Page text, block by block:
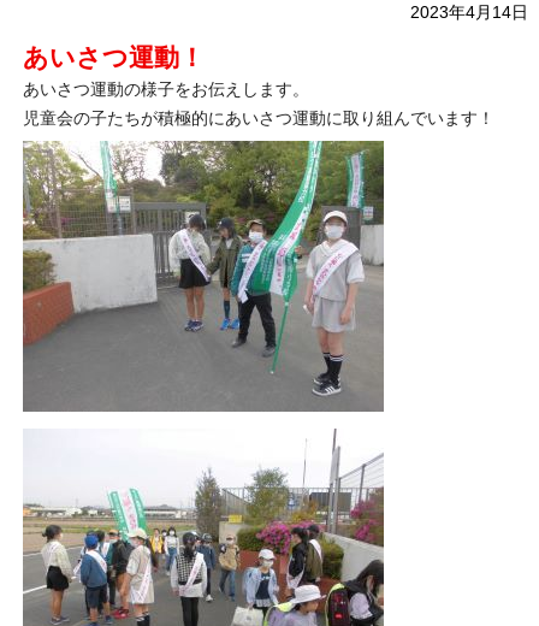
2023年4月14日
あいさつ運動！
あいさつ運動の様子をお伝えします。
児童会の子たちが積極的にあいさつ運動に取り組んでいます！